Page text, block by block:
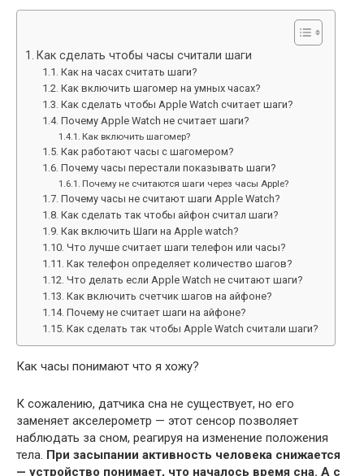
Как сделать чтобы часы считали шаги
Как на часах считать шаги?
Как включить шагомер на умных часах?
Как сделать чтобы Apple Watch считает шаги?
Почему Apple Watch не считает шаги?
Как включить шагомер?
Как работают часы с шагомером?
Почему часы перестали показывать шаги?
Почему не считаются шаги через часы Apple?
Почему часы не считают шаги Apple Watch?
Как сделать так чтобы айфон считал шаги?
Как включить Шаги на Apple watch?
Что лучше считает шаги телефон или часы?
Как телефон определяет количество шагов?
Что делать если Apple Watch не считают шаги?
Как включить счетчик шагов на айфоне?
Почему не считает шаги на айфоне?
Как сделать так чтобы Apple Watch считали шаги?
Как часы понимают что я хожу?
К сожалению, датчика сна не существует, но его
заменяет акселерометр — этот сенсор позволяет
наблюдать за сном, реагируя на изменение положения
тела. При засыпании активность человека снижается
— устройство понимает, что началось время сна. А с